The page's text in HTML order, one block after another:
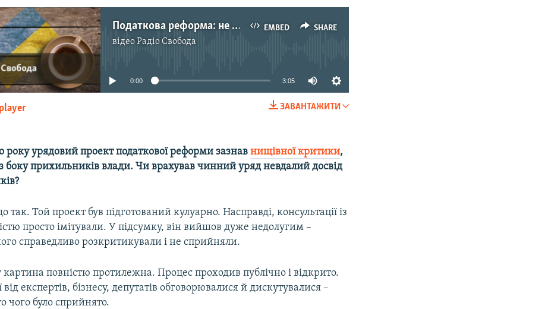
EMBED SHARE
Податкова реформа: не послаблення, а обмеження зловживань
відеоРадіо Свобода
No media source currently available
0:00 3:05
ЗАВАНТАЖИТИ
року урядовий проект податкової реформи зазнавнищівної критики,
боку прихильників влади. Чи врахував чинний уряд невдалий досвід
Той проект був підготований кулуарно. Насправді, консультації із
просто імітували. У підсумку, він вийшов дуже недолугим –
справедливо розкритикували і не сприйняли.
картина повністю протилежна. Процес проходив публічно і відкрито.
від експертів, бізнесу, депутатів обговорювалися й дискутувалися –
чого було сприйнято.